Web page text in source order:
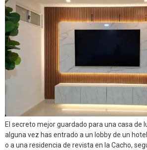
El secreto mejor guardado para una casa de
alguna vez has entrado a un lobby de un
o a una residencia de revista en la Cacho,